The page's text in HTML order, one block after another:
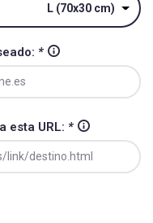
L (70x30 cm)
*
esta URL: *